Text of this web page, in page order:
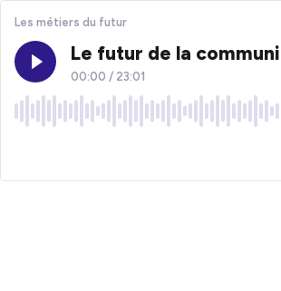
Les métiers du futur
Le futur de la
00:00 / 23:01